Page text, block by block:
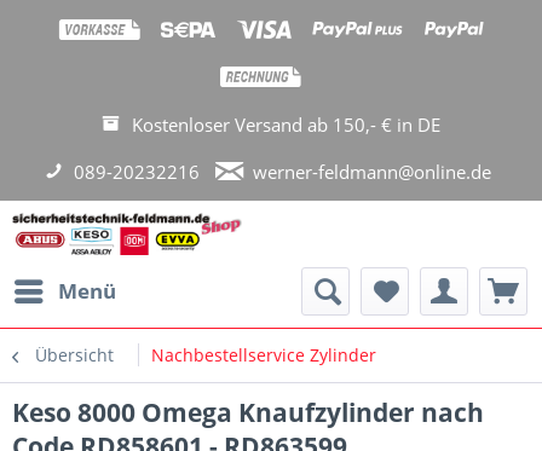
Kostenloser Versand ab 150,- € in DE
089-20232216
werner-feldmann@online.de
Menü
Übersicht Nachbestellservice Zylinder
Keso 8000 Omega Knaufzylinder nach